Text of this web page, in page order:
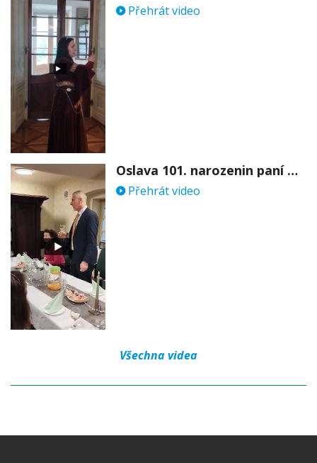
Přehrát video
Oslava 101. narozenin paní Věry Skořepové
Přehrát video
Všechna videa